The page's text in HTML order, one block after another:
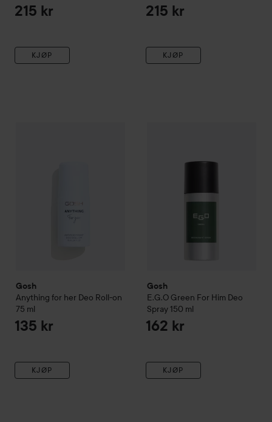
215 kr
KJØP
215 kr
KJØP
Gosh
Anything for her Deo Roll-on
75 ml
135 kr
KJØP
Gosh
E.G.O Green For Him Deo
Spray 150 ml
162 kr
KJØP